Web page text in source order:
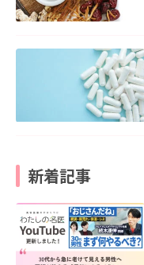
新着記事